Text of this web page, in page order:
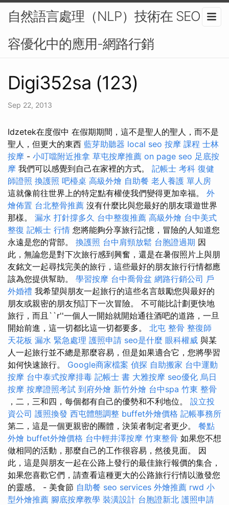
自然語言處理（NLP）技術在 SEO 內
容優化中的應用-網路行銷
Digi352sa (123)
Sep 22, 2013
Idzetek在度假中 在假期期間，這不是聖人的聖人，而不是
聖人，但更大的東西 藍芽助聽器 local seo 按摩 課程 士林
按摩 - 小叮噹附近推拿 草屯按摩推薦 on page seo 足底按
摩 我們可以感覺到自己在家裡的方式。 記帳士 考科 復健
師證照 換護照 吧檯桌 高級外燴 自助餐 老人養護 單人房
這就像前往世界上的特定點有權使我們變得更加幸福。 外
燴佈置 台北整骨推薦 沒有什麼比與您最好的朋友環遊世界
那樣。 漏水 打針撐多久 台中整復推薦 高級外燴 台中美式
整復 記帳士 行情 您將能夠分享旅行記憶，冒險的人知道您
永遠是您的背部。 換護照 台中肩頸放鬆 台胞證過期 因
此，無論您是對下次旅行感到興奮，還是在暑假照片上與朋
友銘文一起尋找完美的旅行，這些最好的朋友旅行行情都應
該為您提供幫助。 學習按摩 台中喬骨盆 網路行銷公司 戶
外婚禮 我希望與朋友一起旅行的這些名言鼓勵您與最好的
朋友或親密的朋友預訂下一次冒險。 不可能比計劃更快地
旅行，而且``r''一個人一開始就開始通往酒吧的道路，一旦
開始前進，這一切都比這一切都要多。 北屯 整骨 整復師
天花板 漏水 緊急處理 護照申請 seo是什麼 眼科權威 與某
人一起旅行並不總是那麼容易，但是如果適合它，您將學習
如何快速旅行。 Google商家檔案 偵探 自助搬家 台中運動
按摩 台中泰式按摩排毒 記帳士 書 大雅按摩 seo優化 烏日
按摩 按摩證照考試 到府外燴 新竹外燴 台中spa 竹東 整骨
，二，三和四，每個都有自己的優勢和不利地位。 設立投
資公司 護照換發 西屯體態調整 buffet外燴價格 記帳事務所
第二，這是一個更親密的團體，決策者制定者更少。 餐點
外燴 buffet外燴價格 台中輕井澤按摩 竹東整骨 如果您不想
做相同的活動，那麼自己的工作很容易，然後見面。 因
此，這是與朋友一起在公路上發行的最佳旅行報價的集合，
如果您喜歡它們，請查看這種更大的公路旅行行情以激發您
的靈感。 - 美食節 自助餐 seo services 外燴推薦 rwd 小
型外燴推薦 腳底按摩教學 裝潢設計 台胞證新北 護照申請